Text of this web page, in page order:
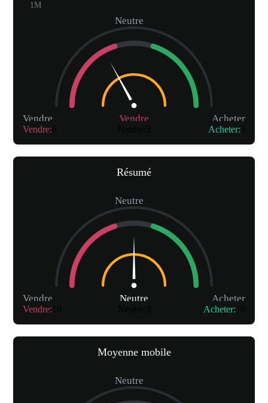
1M
Vendre
Vendre
Neutre
Acheter
Vendre: Acheter:
Résumé
Neutre
Vendre
Neutre
Acheter
Vendre: Acheter:
Moyenne mobile
Neutre